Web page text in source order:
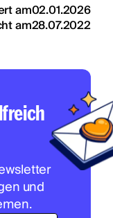
am02.01.2026
am28.07.2022
und